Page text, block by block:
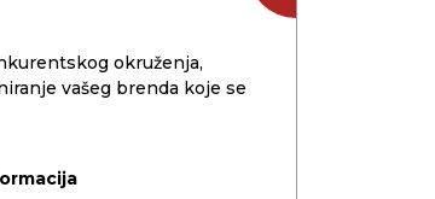
okruženja,
vašeg brenda koje se